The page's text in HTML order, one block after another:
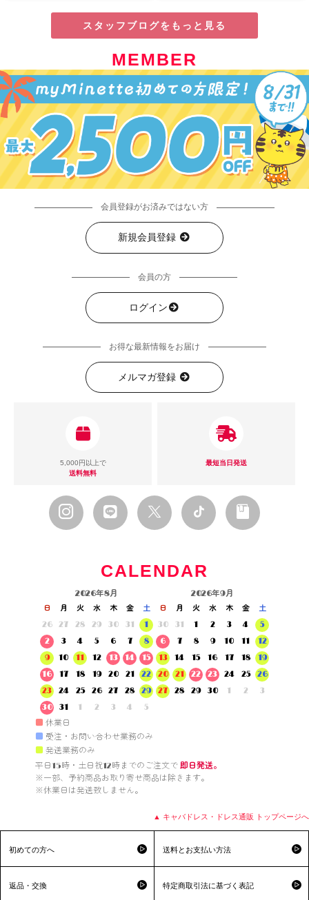
スタッフブログをもっと見る
MEMBER
会員登録がお済みではない方
新規会員登録
会員の方
ログイン
お得な最新情報をお届け
メルマガ登録
5,000円以上で
送料無料
最短当日発送
CALENDAR
2026年8月
日 月 火 水 木 金
土
26
27 28 29 30 31
1
2
3 4 5 6 7
8
9
10 11 12 13 14
15
16
17 18 19 20 21
22
23
24 25 26 27 28
29
30
31 1 2 3 4 5
2026年9月
日 月 火 水 木 金
土
30
31 1 2 3 4
5
6
7 8 9 10 11
12
13
14 15 16 17 18
19
20
21 22 23 24 25
26
27
28 29 30 1 2 3
■ 休業日
■ 受注・お問い合わせ業務のみ
■ 発送業務のみ
平日15時・土日祝12時までのご注文で 即日発送。
※一部、予約商品お取り寄せ商品は除きます。
※休業日は発送致しません。
▲ キャバドレス・ドレス通販 トップページへ
初めての方へ 送料とお支払い方法
返品・交換 特定商取引法に基づく表記